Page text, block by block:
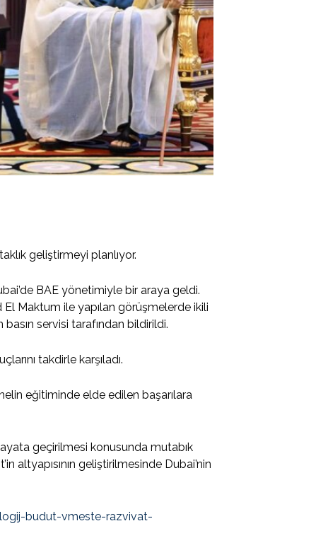
geliştirmeyi planlıyor.
BAE yönetimiyle bir araya geldi.
El Maktum ile yapılan görüşmelerde ikili
basın servisi tarafından bildirildi.
takdirle karşıladı.
eğitiminde elde edilen başarılara
geçirilmesi konusunda mutabık
altyapısının geliştirilmesinde Dubai’nin
budut-vmeste-razvivat-